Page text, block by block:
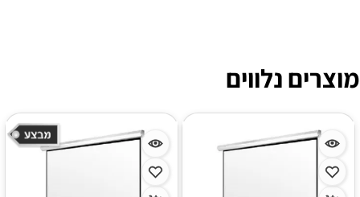
מוצרים נלווים